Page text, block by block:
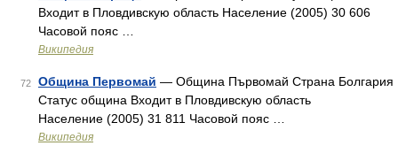
Входит в Пловдивскую область Население (2005) 30 606
Часовой пояс …
Википедия
72 Община Первомай — Община Първомай Страна Болгария
Статус община Входит в Пловдивскую область
Население (2005) 31 811 Часовой пояс …
Википедия